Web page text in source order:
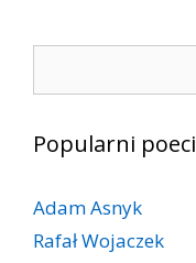
Popularni poeci
Adam Asnyk
Rafał Wojaczek